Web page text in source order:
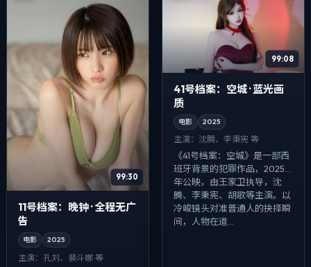
99:30
11号档案：晚钟 · 全程无广
告
电影 2025
主演： 孔刘、裴斗娜 等
99:08
41号档案：空城 · 蓝光画
质
电影 2025
主演： 沈腾、李秉宪 等
《41号档案：空城》是一部西
班牙背景的犯罪作品，2025
年公映，由王家卫执导，沈
腾、李秉宪、胡歌等主演。以
冷峻镜头对准普通人的抉择瞬
间，人物在道...